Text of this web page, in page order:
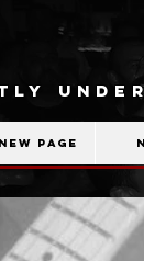
New Page